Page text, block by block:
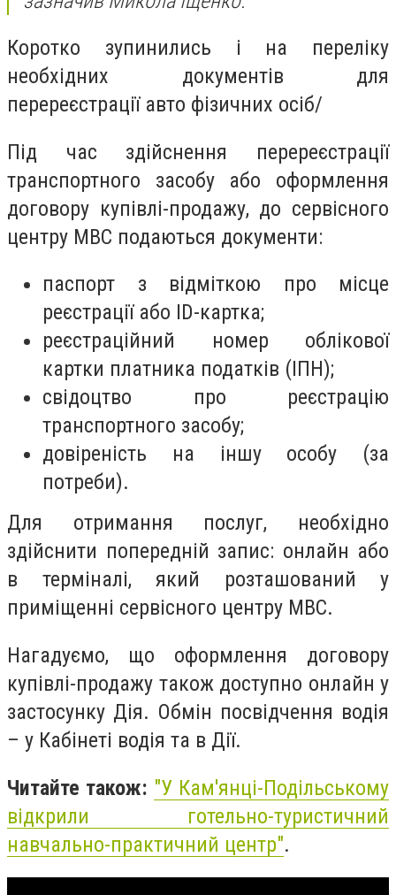
Коротко зупинились і на переліку
необхідних документів для
перереєстрації авто фізичних осіб/
Під час здійснення перереєстрації
транспортного засобу або оформлення
договору купівлі-продажу, до сервісного
центру МВС подаються документи:
паспорт з відміткою про місце
реєстрації або ID-картка;
реєстраційний номер облікової
картки платника податків (ІПН);
свідоцтво про реєстрацію
транспортного засобу;
довіреність на іншу особу (за
потреби).
Для отримання послуг, необхідно
здійснити попередній запис: онлайн або
в терміналі, який розташований у
приміщенні сервісного центру МВС.
Нагадуємо, що оформлення договору
купівлі-продажу також доступно онлайн у
застосунку Дія. Обмін посвідчення водія
– у Кабінеті водія та в Дії.
Читайте також: "У Кам'янці-Подільському
відкрили готельно-туристичний
навчально-практичний центр".